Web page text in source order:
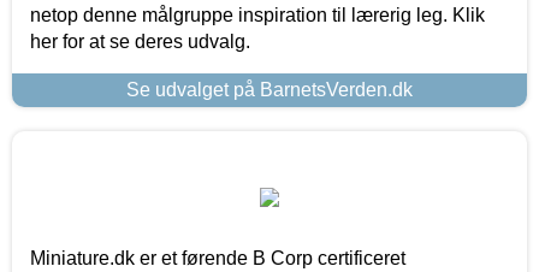
netop denne målgruppe inspiration til lærerig leg. Klik
her for at se deres udvalg.
Se udvalget på BarnetsVerden.dk
Miniature.dk er et førende B Corp certificeret